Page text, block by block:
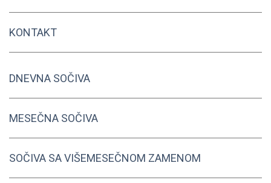
KONTAKT
DNEVNA SOČIVA
MESEČNA SOČIVA
SOČIVA SA VIŠEMESEČNOM ZAMENOM